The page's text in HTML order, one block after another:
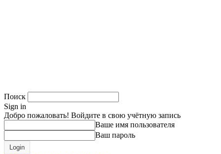
Поиск
Sign in
Добро пожаловать! Войдите в свою учётную запись
Ваше имя пользователя
Ваш пароль